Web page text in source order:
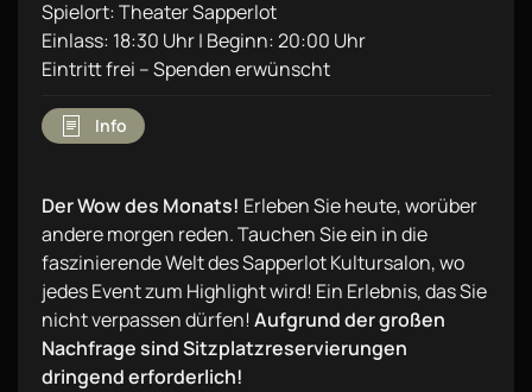
Spielort: Theater Sapperlot
Einlass: 18:30 Uhr | Beginn: 20:00 Uhr
Eintritt frei – Spenden erwünscht
Info
Der Wow des Monats! Erleben Sie heute, worüber
andere morgen reden. Tauchen Sie ein in die
faszinierende Welt des Sapperlot Kultursalon, wo
jedes Event zum Highlight wird! Ein Erlebnis, das Sie
nicht verpassen dürfen! Aufgrund der großen
Nachfrage sind Sitzplatzreservierungen
dringend erforderlich!